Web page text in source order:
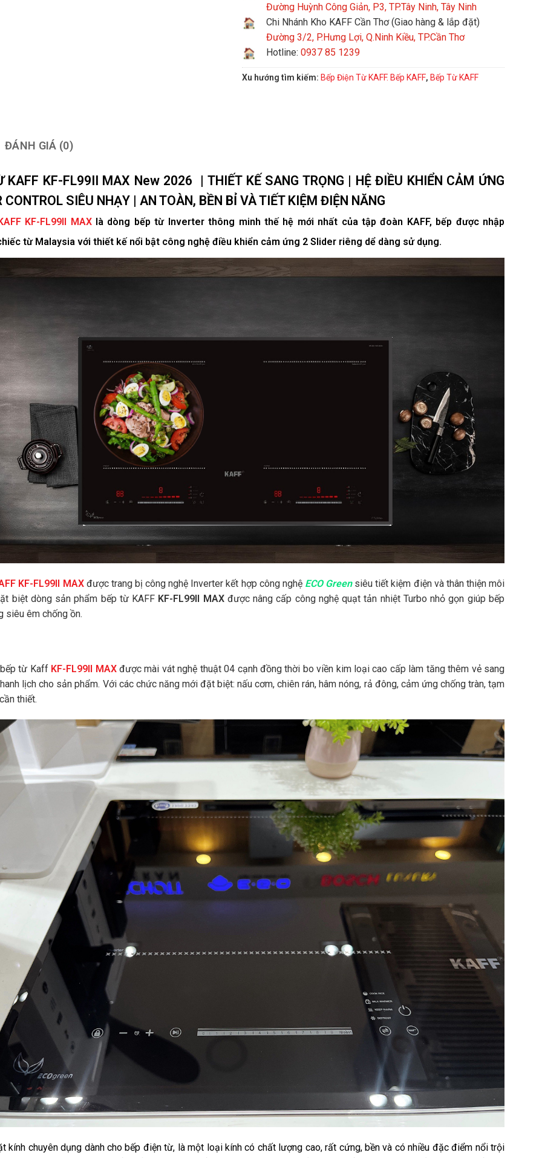
Đường Huỳnh Công Giản, P3, TP.Tây Ninh, Tây Ninh
Chi Nhánh Kho KAFF Cần Thơ (Giao hàng & lắp đặt)
Đường 3/2, P.Hưng Lợi, Q.Ninh Kiều, TP.Cần Thơ
Hotline: 0937 85 1239
Xu hướng tìm kiếm: Bếp Điện Từ KAFF. Bếp KAFF, Bếp Từ KAFF
ĐÁNH GIÁ (0)
KAFF KF-FL99II MAX New 2026 | THIẾT KẾ SANG TRỌNG | HỆ ĐIỀU KHIỂN CẢM ỨNG
CONTROL SIÊU NHẠY | AN TOÀN, BỀN BỈ VÀ TIẾT KIỆM ĐIỆN NĂNG
KF-FL99II MAXlà dòng bếp từ Inverter thông minh thế hệ mới nhất của tập đoàn KAFF, bếp được nhập
từ Malaysia với thiết kế nổi bật công nghệ điều khiển cảm ứng 2 Slider riêng dể dàng sử dụng.
KF-FL99II MAXđược trang bị công nghệ Inverter kết hợp công nghệ ECO Green siêu tiết kiệm điện và thân thiện môi
biệt dòng sản phẩm bếp từ KAFF KF-FL99II MAXđược nâng cấp công nghệ quạt tản nhiệt Turbo nhỏ gọn giúp bếp
siêu êm chống ồn.
từ Kaff KF-FL99II MAXđược mài vát nghệ thuật 04 cạnh đồng thời bo viền kim loại cao cấp làm tăng thêm vẻ sang
lịch cho sản phẩm. Với các chức năng mới đặt biệt: nấu cơm, chiên rán, hâm nóng, rả đông, cảm ứng chống tràn, tạm
thiết.
kính chuyên dụng dành cho bếp điện từ, là một loại kính có chất lượng cao, rất cứng, bền và có nhiều đặc điểm nổi trội